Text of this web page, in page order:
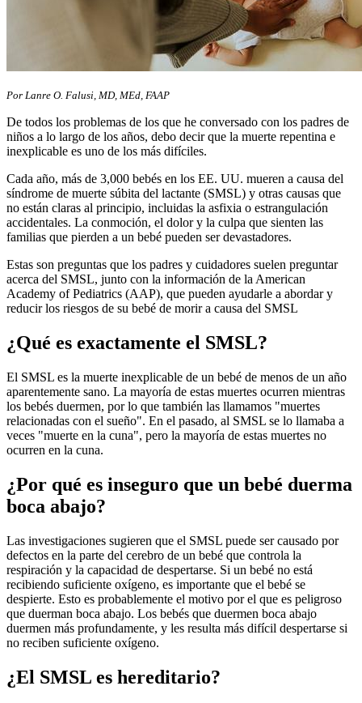
Por Lanre O. Falusi, MD, MEd, FAAP
De todos los problemas de los que he conversado con los padres de
niños a lo largo de los años, debo decir que la muerte repentina e
inexplicable es uno de los más difíciles.
Cada año, más de 3,000 bebés en los EE. UU. mueren a causa del
síndrome de muerte súbita del lactante (SMSL) y otras causas que
no están claras al principio, incluidas la asfixia o estrangulación
accidentales. La conmoción, el dolor y la culpa que sienten las
familias que pierden a un bebé pueden ser devastadores.
Estas son preguntas que los padres y cuidadores suelen preguntar
acerca del SMSL, junto con la información de la American
Academy of Pediatrics (AAP), que pueden ayudarle a abordar y
reducir los riesgos de su bebé de morir a causa del SMSL
¿Qué es exactamente el SMSL?
El SMSL es la muerte inexplicable de un bebé de menos de un año
aparentemente sano. La mayoría de estas muertes ocurren mientras
los bebés duermen, por lo que también las llamamos "muertes
relacionadas con el sueño". En el pasado, al SMSL se lo llamaba a
veces "muerte en la cuna", pero la mayoría de estas muertes no
ocurren en la cuna.
¿Por qué es inseguro que un bebé duerma
boca abajo?
Las investigaciones sugieren que el SMSL puede ser causado por
defectos en la parte del cerebro de un bebé que controla la
respiración y la capacidad de despertarse. Si un bebé no está
recibiendo suficiente oxígeno, es importante que el bebé se
despierte. Esto es probablemente el motivo por el que es peligroso
que duerman boca abajo. Los bebés que duermen boca abajo
duermen más profundamente, y les resulta más difícil despertarse si
no reciben suficiente oxígeno.
¿El SMSL es hereditario?